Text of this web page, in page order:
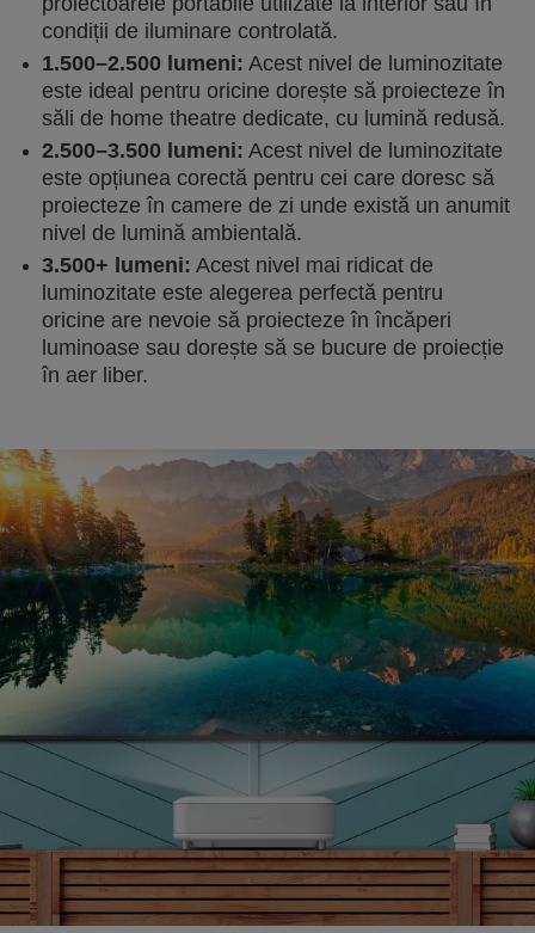
condiții de iluminare controlată.
1.500–2.500 lumeni: Acest nivel de luminozitate
este ideal pentru oricine dorește să proiecteze în
săli de home theatre dedicate, cu lumină redusă.
2.500–3.500 lumeni: Acest nivel de luminozitate
este opțiunea corectă pentru cei care doresc să
proiecteze în camere de zi unde există un anumit
nivel de lumină ambientală.
3.500+ lumeni: Acest nivel mai ridicat de
luminozitate este alegerea perfectă pentru
oricine are nevoie să proiecteze în încăperi
luminoase sau dorește să se bucure de proiecție
în aer liber.